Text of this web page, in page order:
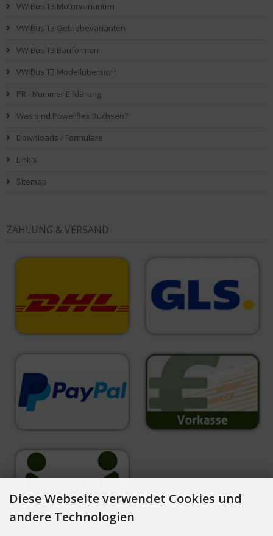
VW Bus T3 Motorvarianten
VW Bus T3 Getriebevarianten
VW Bus T3 Bauformen
VW Bus T3 Modellübersicht
PR - Nummer Erklärung
Was sind Powerflex Buchsen?
Downloads / Formulare
Link's
Sitemap
ZAHLUNG & VERSAND
Diese Webseite verwendet Cookies und
andere Technologien